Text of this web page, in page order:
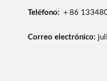
Teléfono: ＋86
Correo electrónico: